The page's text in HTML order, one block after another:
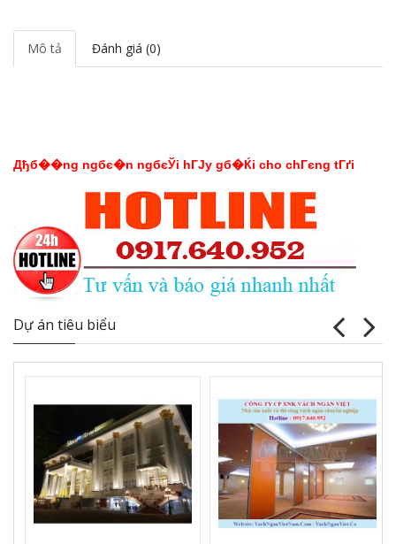
Mô tả Đánh giá (0)
Дђб��ng ngбє�n ngбєЎi hГЈy gб�Ќi cho chГєng tГґi
Dự án tiêu biểu
Vách ngăn vệ sinh tấm Compact Laminate
Composite giá rẻ TPHCM